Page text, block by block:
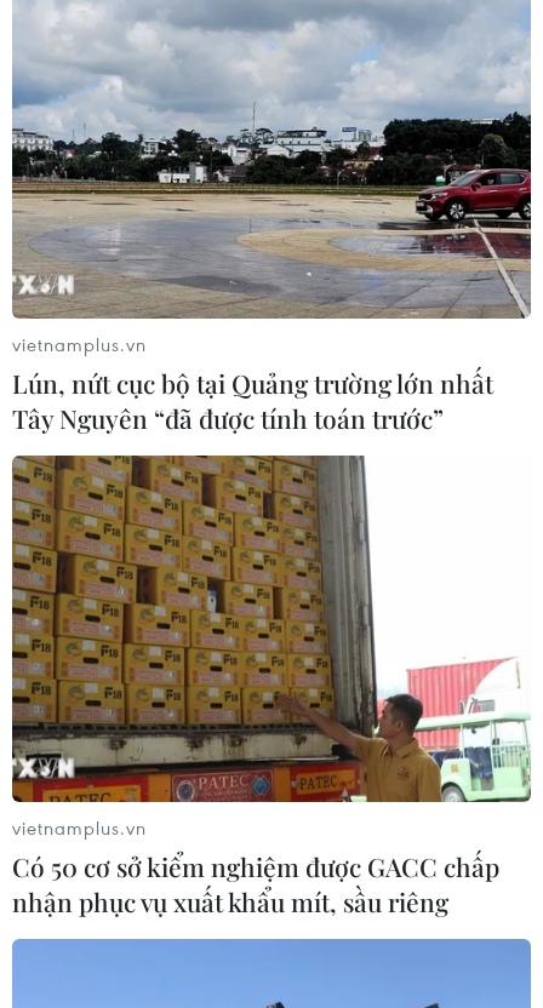
vietnamplus.vn
Lún, nứt cục bộ tại Quảng trường lớn nhất
Tây Nguyên “đã được tính toán trước”
vietnamplus.vn
Có 50 cơ sở kiểm nghiệm được GACC chấp
nhận phục vụ xuất khẩu mít, sầu riêng